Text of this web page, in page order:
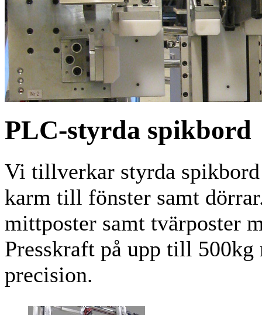
PLC-styrda spikbord
Vi tillverkar styrda
karm till fönster samt
mittposter samt tvärposter
Presskraft på upp till
precision.